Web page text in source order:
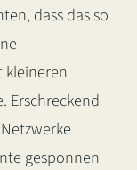
dass das so
Erschreckend
gesponnen